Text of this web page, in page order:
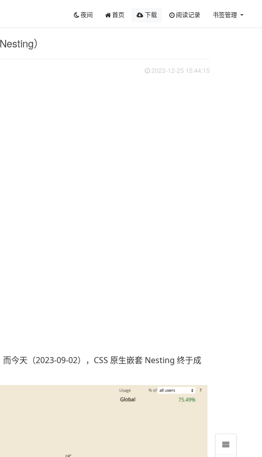
夜间 首页 下载 阅读记录 书签管理
）
2023-12-25 15:44:15
今天（2023-09-02），CSS 原生嵌套 Nesting 终于成